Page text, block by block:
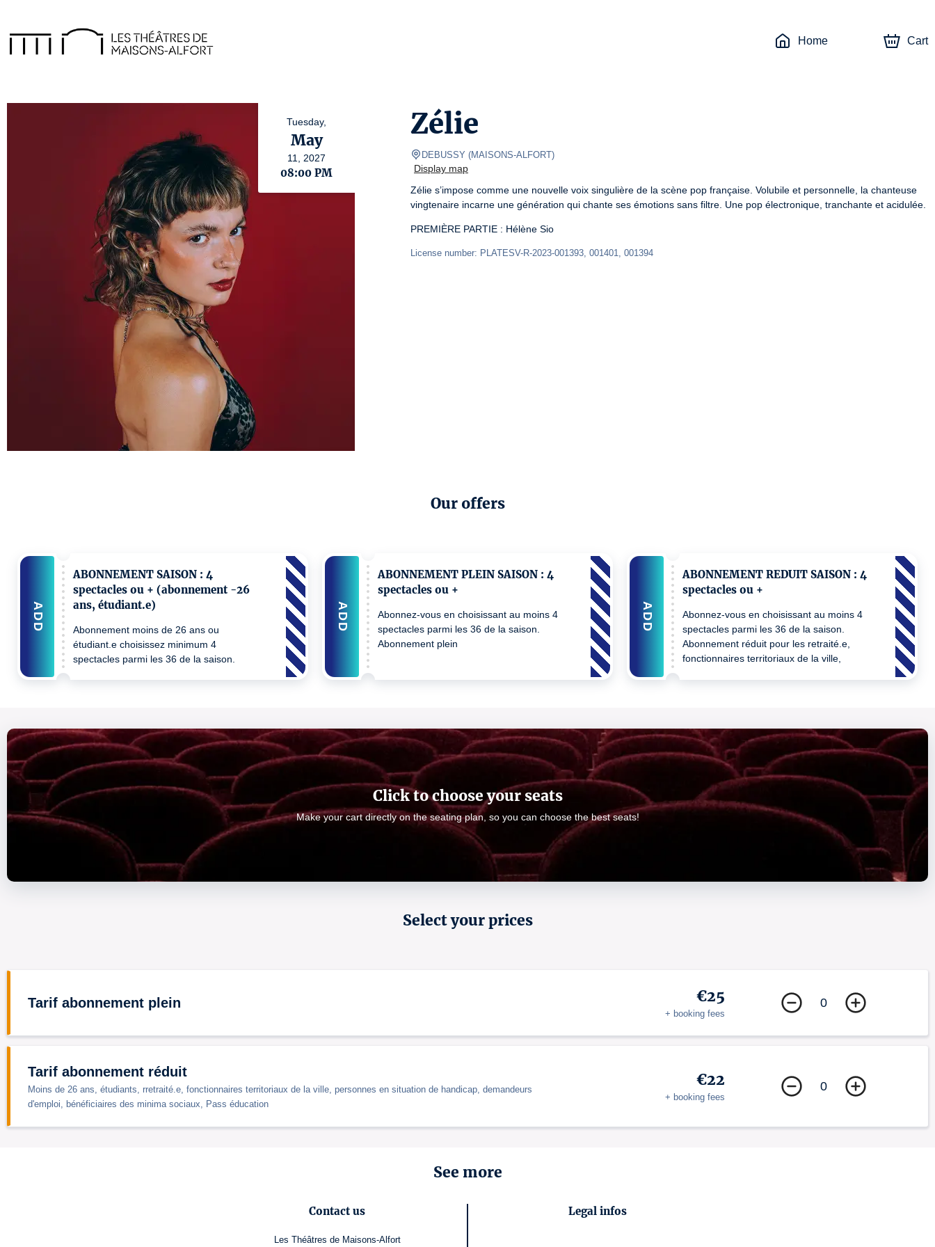
Home Cart
Tuesday,
May
11, 2027
08:00 PM
Zélie
DEBUSSY (MAISONS-ALFORT)
Display map
Zélie s’impose comme une nouvelle voix singulière de la scène pop française. Volubile et personnelle, la chanteuse
vingtenaire incarne une génération qui chante ses émotions sans filtre. Une pop électronique, tranchante et acidulée.
PREMIÈRE PARTIE : Hélène Sio
License number: PLATESV-R-2023-001393, 001401, 001394
Our offers
ABONNEMENT SAISON : 4
spectacles ou + (abonnement -26
ans, étudiant.e)
Abonnement moins de 26 ans ou
étudiant.e choisissez minimum 4
spectacles parmi les 36 de la saison.
ADD
ABONNEMENT PLEIN SAISON : 4
spectacles ou +
Abonnez-vous en choisissant au moins 4
spectacles parmi les 36 de la saison.
Abonnement plein
ADD
ABONNEMENT REDUIT SAISON : 4
spectacles ou +
Abonnez-vous en choisissant au moins 4
spectacles parmi les 36 de la saison.
Abonnement réduit pour les retraité.e,
fonctionnaires territoriaux de la ville,
ADD
Click to choose your seats
Make your cart directly on the seating plan, so you can choose the best seats!
Select your prices
Tarif abonnement plein €25
+ booking fees
0
Tarif abonnement réduit
Moins de 26 ans, étudiants, rretraité.e, fonctionnaires territoriaux de la ville, personnes en situation de handicap, demandeurs
d'emploi, bénéficiaires des minima sociaux, Pass éducation
€22
+ booking fees
0
See more
Contact us
Les Théâtres de Maisons-Alfort
Legal infos